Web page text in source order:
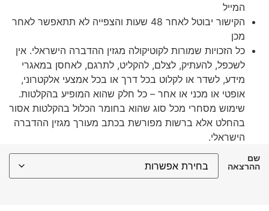
המייל
הקישור יבוטל לאחר 48 שעות והצפייה לא תתאפשר לאחר
מכן
כל הזכויות שמורות לקוטיקולה מגזין ההדברה הישראלי. אין
לשכפל, להעתיק, לצלם, להקליט, לתרגם, לאחסן במאגרי
מידע, לשדר או לקלוט בכל דרך או בכל אמצעי אלקטרוני,
אופטי או מכני או אחר – כל חלק שהוא המופיע בהקלטות.
שימוש מסחרי מכל סוג שהוא בחומר הכלול בהקלטות אסור
בהחלט אלא ברשות מפורשת בכתב מעורך מגזין ההדברה
הישראלי.
שם
ההרצאה